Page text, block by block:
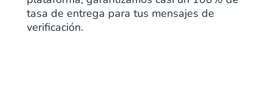
tasa de entrega para tus mensajes de
verificación.